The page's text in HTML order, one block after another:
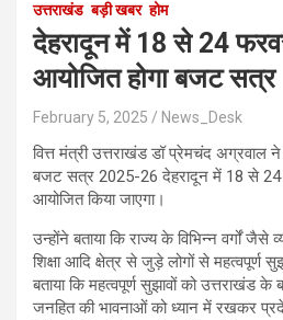
उत्तराखंड बड़ी खबर होम
देहरादून में 18 से 24
आयोजित होगा बजट सत्र
February 5, 2025 News_Desk
वित्त मंत्री उत्तराखंड डॉ प्रेमचंद अग्रवाल
बजट सत्र 2025-26 देहरादून में 18 से 24
आयोजित किया जाएगा।
उन्होंने बताया कि राज्य के विभिन्न वर्गों जैसे
शिक्षा आदि क्षेत्र से जुड़े लोगों से महत्वपूर्ण
बताया कि महत्वपूर्ण सुझावों को उत्तराखंड
जनहित की भावनाओं को ध्यान में रखकर